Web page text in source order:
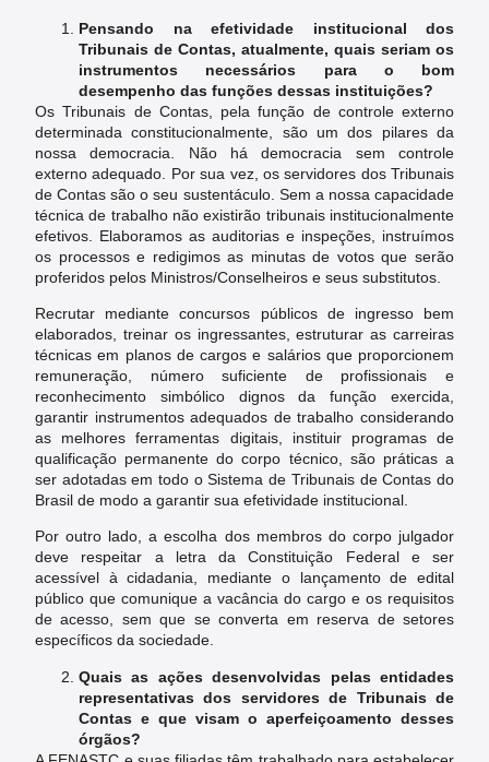
Pensando na efetividade institucional dos
Tribunais de Contas, atualmente, quais seriam os
instrumentos necessários para o bom
desempenho das funções dessas instituições?
Os Tribunais de Contas, pela função de controle externo
determinada constitucionalmente, são um dos pilares da
nossa democracia. Não há democracia sem controle
externo adequado. Por sua vez, os servidores dos Tribunais
de Contas são o seu sustentáculo. Sem a nossa capacidade
técnica de trabalho não existirão tribunais institucionalmente
efetivos. Elaboramos as auditorias e inspeções, instruímos
os processos e redigimos as minutas de votos que serão
proferidos pelos Ministros/Conselheiros e seus substitutos.
Recrutar mediante concursos públicos de ingresso bem
elaborados, treinar os ingressantes, estruturar as carreiras
técnicas em planos de cargos e salários que proporcionem
remuneração, número suficiente de profissionais e
reconhecimento simbólico dignos da função exercida,
garantir instrumentos adequados de trabalho considerando
as melhores ferramentas digitais, instituir programas de
qualificação permanente do corpo técnico, são práticas a
ser adotadas em todo o Sistema de Tribunais de Contas do
Brasil de modo a garantir sua efetividade institucional.
Por outro lado, a escolha dos membros do corpo julgador
deve respeitar a letra da Constituição Federal e ser
acessível à cidadania, mediante o lançamento de edital
público que comunique a vacância do cargo e os requisitos
de acesso, sem que se converta em reserva de setores
específicos da sociedade.
Quais as ações desenvolvidas pelas entidades
representativas dos servidores de Tribunais de
Contas e que visam o aperfeiçoamento desses
órgãos?